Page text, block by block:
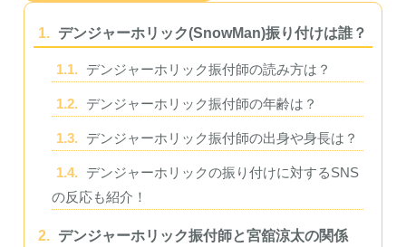
1. デンジャーホリック(SnowMan)振り付けは誰？
1.1. デンジャーホリック振付師の読み方は？
1.2. デンジャーホリック振付師の年齢は？
1.3. デンジャーホリック振付師の出身や身長は？
1.4.
デンジャーホリックの振り付けに対するSNS
の反応も紹介！
2. デンジャーホリック振付師と宮舘涼太の関係